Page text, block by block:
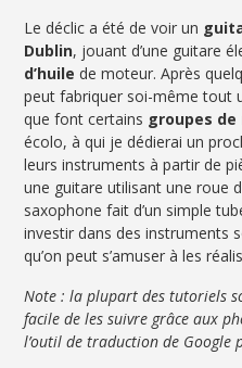
Le déclic a été de voir un
Dublin, jouant d’une guitare
d’huile de moteur. Après
peut fabriquer soi-même tout
que font certains groupes de
écolo, à qui je dédierai un
leurs instruments à partir de
une guitare utilisant une roue
saxophone fait d’un simple
investir dans des instruments
qu’on peut s’amuser à les
Note : la plupart des tutoriels
facile de les suivre grâce aux
l’outil de traduction de Google